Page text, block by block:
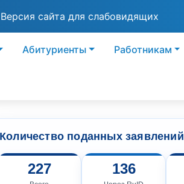
Версия сайта для слабовидящих
Абитуриенты Работникам
Количество поданных заявлений
227 136